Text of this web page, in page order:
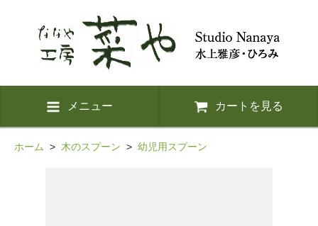
メニュー カートを見る
ホーム > 木のスプーン > 幼児用スプーン